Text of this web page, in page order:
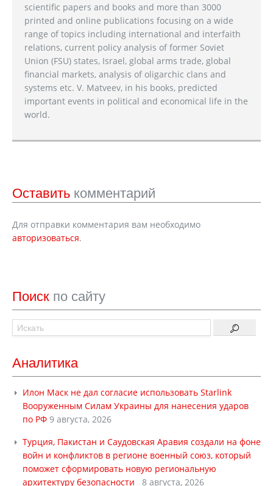
scientific papers and books and more than 3000
printed and online publications focusing on a wide
range of topics including international and interfaith
relations, current policy analysis of former Soviet
Union (FSU) states, Israel, global arms trade, global
financial markets, analysis of oligarchic clans and
systems etc. V. Matveev, in his books, predicted
important events in political and economical life in the
world.
Оставить комментарий
Для отправки комментария вам необходимо
авторизоваться.
Поиск по сайту
Аналитика
Илон Маск не дал согласие использовать Starlink
Вооруженным Силам Украины для нанесения ударов
по РФ 9 августа, 2026
Турция, Пакистан и Саудовская Аравия создали на фоне
войн и конфликтов в регионе военный союз, который
поможет сформировать новую региональную
архитектуру безопасности
8 августа, 2026